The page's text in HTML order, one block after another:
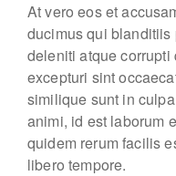
At vero eos et
ducimus qui blanditiis
deleniti atque
excepturi sint
similique sunt in
animi, id est laborum
quidem rerum facilis
libero tempore.